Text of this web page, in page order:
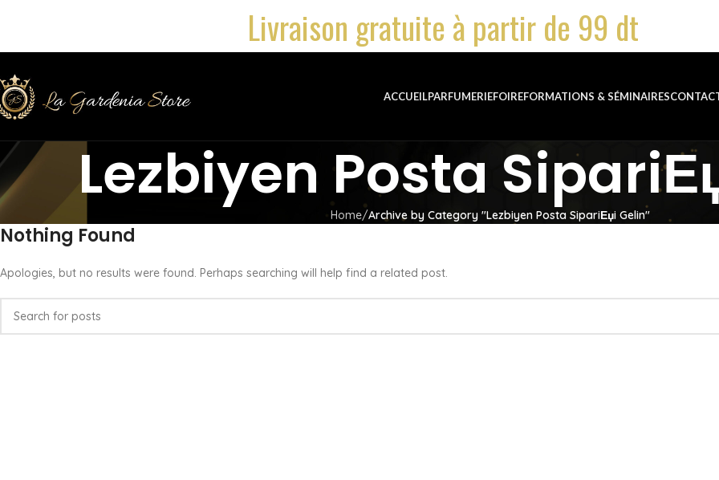
Livraison gratuite à partir de 99 dt
ACCUEILPARFUMERIEFOIREFORMATIONS & SÉMINAIRES
Lezbiyen Posta
Home Archive by Category "Lezbiyen Posta SipariЕџi Gelin"
Nothing Found
Apologies, but no results were found. Perhaps searching will help find a related post.